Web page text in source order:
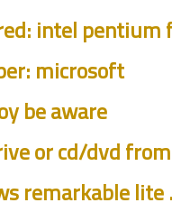
intel pentium
microsoft
be aware: